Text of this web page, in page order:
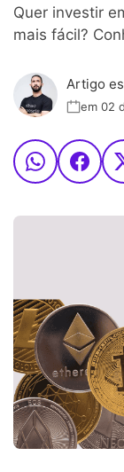
Quer investir
mais fácil?
Artigo
em 02